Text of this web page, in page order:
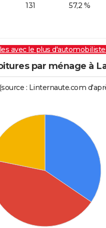
131 57,2 %
avec le plus
par ménage à
: Linternaute.com